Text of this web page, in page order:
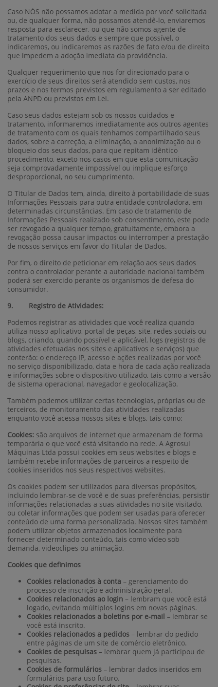
Caso NÓS não possamos adotar a medida por você solicitada
ou, de qualquer forma, não possamos atendê-lo, enviaremos
resposta para esclarecer, ou que não somos agente de
tratamento dos seus dados e sempre que possível, o
indicaremos, ou indicaremos as razões de fato e/ou de direito
que impedem a adoção imediata da providência.
Qualquer requerimento que nos for direcionado para o
exercício de seus direitos será atendido sem custos, nos
prazos e nos termos previstos em regulamento a ser editado
pela ANPD ou previstos em Lei.
Caso seus dados estejam sob os nossos cuidados e
tratamento, informaremos imediatamente aos outros agentes
de tratamento com os quais tenhamos compartilhado seus
dados, sobre a correção, a eliminação, a anonimização ou o
bloqueio dos seus dados, para que repitam idêntico
procedimento, exceto nos casos em que esta comunicação
seja comprovadamente impossível ou implique esforço
desproporcional, no seu cumprimento.
O Titular de Dados tem, ainda, direito à portabilidade de suas
Informações Pessoais para outra entidade controladora, em
determinadas circunstâncias. Em caso de tratamento de
Informações Pessoais realizado sob consentimento, este pode
ser revogado a qualquer tempo, gratuitamente, embora a
revogação possa causar impactos ou interromper a prestação
de nossos serviços em favor do Titular de Dados.
Por fim, o direito de peticionar em relação aos seus dados
contra o controlador perante a autoridade nacional também
poderá ser exercido perante os organismos de defesa do
consumidor.
9. Registro de Atividades:
Podemos registrar as atividades que você realiza quando
utiliza nosso aplicativo, portal de peças, site, redes sociais ou
blogs, criando, quando possível e aplicável, logs (registros de
atividades efetuadas nos sites e aplicativos e serviços) que
conterão: o endereço IP, acesso e ações realizadas por você
no serviço disponibilizado, data e hora de cada ação realizada
e informações sobre o dispositivo utilizado, tais como a versão
de sistema operacional, navegador e geolocalização.
Também podemos utilizar certas tecnologias, próprias ou de
terceiros, de monitoramento das atividades realizadas
enquanto você acessa nossos sites e blogs, tais como:
Cookies: são arquivos de internet que armazenam de forma
temporária o que você está visitando na rede. A Agrosul
Máquinas Ltda possui cookies em seus websites e blogs e
também recebe informações de parceiros a respeito de
cookies inseridos nos seus respectivos websites.
Os cookies podem ser utilizados para diversos propósitos,
incluindo lembrar-se de você e de suas preferências, persistir
informações relacionadas a suas atividades no site visitado,
ou coletar informações que podem ser usadas para oferecer
conteúdo de uma forma personalizada. Nossos sites também
podem utilizar objetos armazenados localmente para
fornecer determinado conteúdo, tais como vídeo sob
demanda, videoclipes ou animação.
Cookies que definimos
Cookies relacionados à conta – gerenciamento do
processo de inscrição e administração geral.
Cookies relacionados ao login – lembram que você está
logado, evitando múltiplos logins em novas páginas.
Cookies relacionados a boletins por e-mail – lembrar se
você está inscrito.
Cookies relacionados a pedidos – lembrar do pedido
entre páginas de um site de comércio eletrônico.
Cookies de pesquisas – lembrar quem já participou de
pesquisas.
Cookies de formulários – lembrar dados inseridos em
formulários para uso futuro.